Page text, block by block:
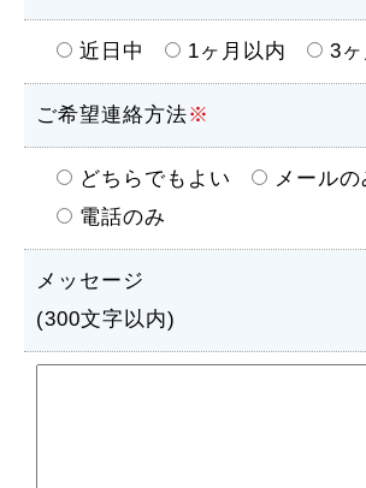
近日中 1ヶ月以内 3
ご希望連絡方法※
どちらでもよい
メールの
電話のみ
メッセージ
(300文字以内)